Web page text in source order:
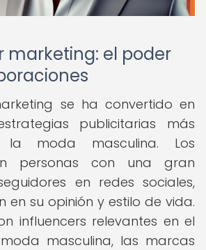
marketing: el poder
se ha convertido en
publicitarias más
la moda masculina. Los
personas con una gran
en redes sociales,
en su opinión y estilo de vida.
influencers relevantes en el
masculina, las marcas